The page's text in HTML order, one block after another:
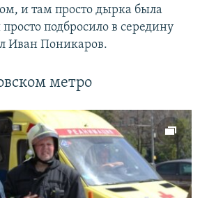
и там просто дырка была
подбросило в середину
Иван Поникаров.
метро